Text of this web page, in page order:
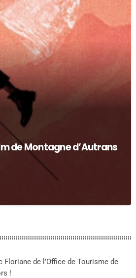
de Montagne d’Autrans
Floriane de l’Office de Tourisme de
!